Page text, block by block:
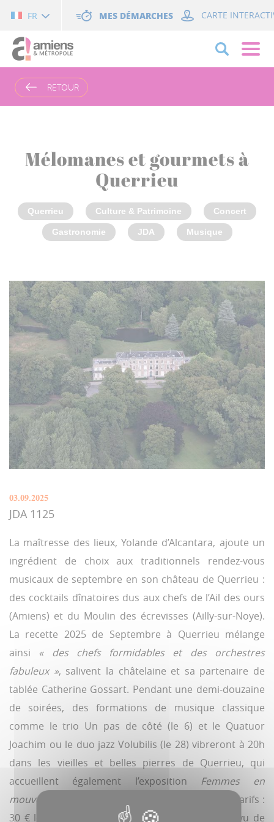
FR MES DÉMARCHES CARTE
RETOUR
Mélomanes et gourmets à
Querrieu
Querrieu Culture & Patrimoine Concert
Gastronomie JDA Musique
03.09.2025
JDA 1125
La maîtresse des lieux, Yolande d’Alcantara, ajoute un
ingrédient de choix aux traditionnels rendez-vous
musicaux de septembre en son château de Querrieu :
des cocktails dînatoires dus aux chefs de l’Ail des ours
(Amiens) et du Moulin des écrevisses (Ailly-sur-Noye).
La recette 2025 de Septembre à Querrieu mélange
ainsi « des chefs formidables et des orchestres
fabuleux », salivent la châtelaine et sa partenaire de
tablée Catherine Gossart. Pendant une demi-douzaine
de soirées, des formations de musique classique
comme le trio Un pas de côté (le 6) et le Quatuor
Joachim ou le duo jazz Volubilis (le 28) vibreront à 20h
dans les vieilles et belles pierres de Querrieu, qui
accueillent également l’exposition Femmes en
mouvement
de la peintre japonaise Aya Takagi. Tarifs :
30 € le concert, 100 € avec repas. À noter : au vu de